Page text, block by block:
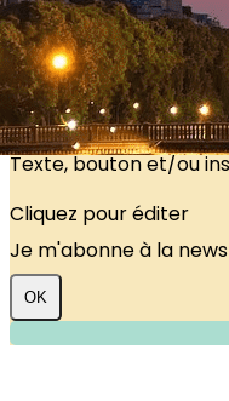
?>
Images de la page
Cliquez pour éditer
Texte, bouton et/ou
Cliquez pour éditer
Je m'abonne à la
OK